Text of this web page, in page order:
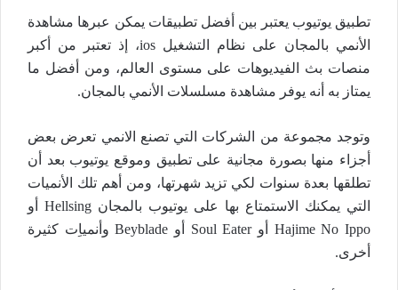
تطبيق يوتيوب يعتبر بين أفضل تطبيقات يمكن عبرها مشاهدة
الأنمي بالمجان على نظام التشغيل ios، إذ تعتبر من أكبر
منصات بث الفيديوهات على مستوى العالم، ومن أفضل ما
يمتاز به أنه يوفر مشاهدة مسلسلات الأنمي بالمجان.
وتوجد مجموعة من الشركات التي تصنع الانمي تعرض بعض
أجزاء منها بصورة مجانية على تطبيق وموقع يوتيوب بعد أن
تطلقها بعدة سنوات لكي تزيد شهرتها، ومن أهم تلك الأنميات
التي يمكنك الاستمتاع بها على يوتيوب بالمجان Hellsing أو
Hajime No Ippo أو Soul Eater أو Beyblade وأنمياِت كثيرة
أخرى.